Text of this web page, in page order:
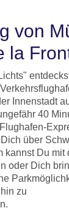
von
la
Innenstadt
40
über
kannst Du mit
oder Dich
zu